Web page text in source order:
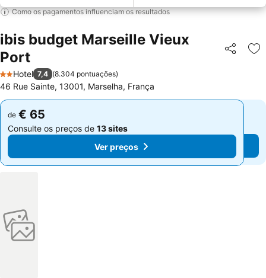
Como os pagamentos influenciam os resultados
ibis budget Marseille Vieux
Port
Partilhar
2 Estrelas
Hotel 7,4 (8.304 pontuações)
46 Rue Sainte, 13001, Marselha, França
de € 65
Consulte os preços de 13 sites
Ver preços
de € 65
Consulte os preços de 13 sites
Ver preços